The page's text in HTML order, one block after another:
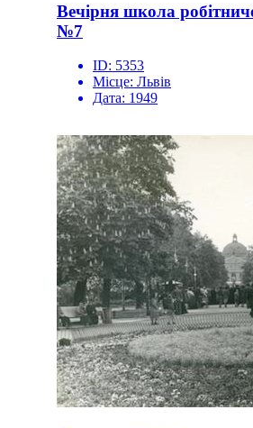
Вечірня школа
№7
ID: 5353
Місце: Львів
Дата: 1949